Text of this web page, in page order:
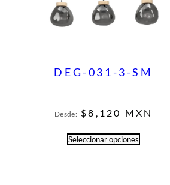
DEG-031-3-SM
Desde: $8,120 MXN
Seleccionar opciones